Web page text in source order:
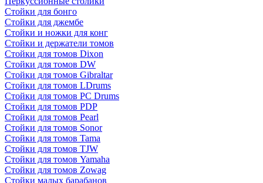
Стойки для бонго
Стойки для джембе
Стойки и ножки для конг
Стойки и держатели томов
Стойки для томов Dixon
Стойки для томов DW
Стойки для томов Gibraltar
Стойки для томов LDrums
Стойки для томов PC Drums
Стойки для томов PDP
Стойки для томов Pearl
Стойки для томов Sonor
Стойки для томов Tama
Стойки для томов TJW
Стойки для томов Yamaha
Стойки для томов Zowag
Стойки малых барабанов